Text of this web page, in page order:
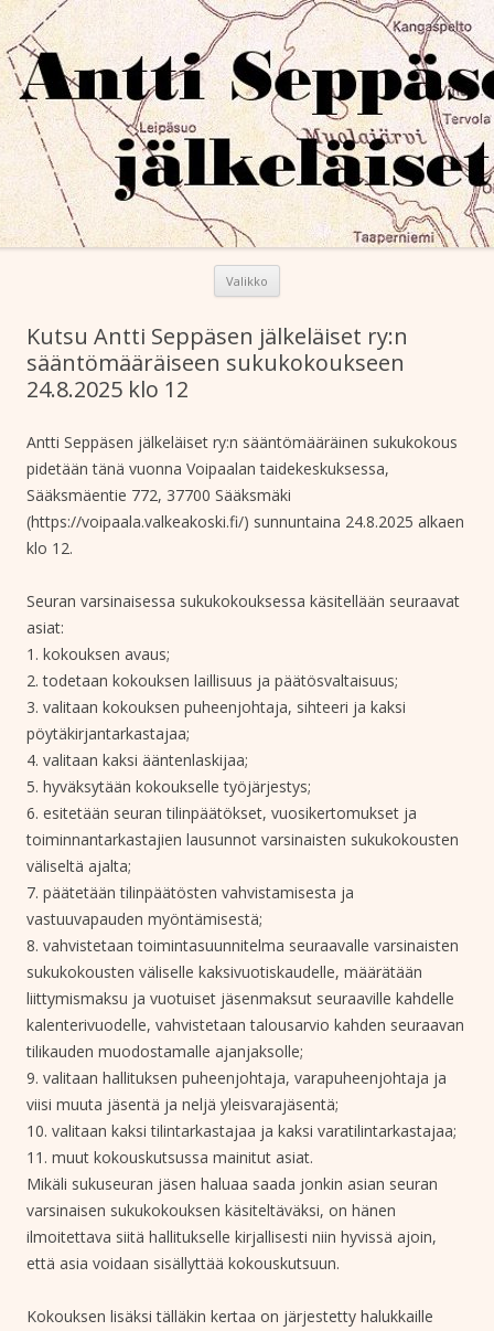
Antti Seppäsen jälkeläiset ry
Valikko
Kutsu Antti Seppäsen jälkeläiset ry:n
sääntömääräiseen sukukokoukseen
24.8.2025 klo 12
Antti Seppäsen jälkeläiset ry:n sääntömääräinen sukukokous
pidetään tänä vuonna Voipaalan taidekeskuksessa,
Sääksmäentie 772, 37700 Sääksmäki
(https://voipaala.valkeakoski.fi/) sunnuntaina 24.8.2025 alkaen
klo 12.
Seuran varsinaisessa sukukokouksessa käsitellään seuraavat
asiat:
1. kokouksen avaus;
2. todetaan kokouksen laillisuus ja päätösvaltaisuus;
3. valitaan kokouksen puheenjohtaja, sihteeri ja kaksi
pöytäkirjantarkastajaa;
4. valitaan kaksi ääntenlaskijaa;
5. hyväksytään kokoukselle työjärjestys;
6. esitetään seuran tilinpäätökset, vuosikertomukset ja
toiminnantarkastajien lausunnot varsinaisten sukukokousten
väliseltä ajalta;
7. päätetään tilinpäätösten vahvistamisesta ja
vastuuvapauden myöntämisestä;
8. vahvistetaan toimintasuunnitelma seuraavalle varsinaisten
sukukokousten väliselle kaksivuotiskaudelle, määrätään
liittymismaksu ja vuotuiset jäsenmaksut seuraaville kahdelle
kalenterivuodelle, vahvistetaan talousarvio kahden seuraavan
tilikauden muodostamalle ajanjaksolle;
9. valitaan hallituksen puheenjohtaja, varapuheenjohtaja ja
viisi muuta jäsentä ja neljä yleisvarajäsentä;
10. valitaan kaksi tilintarkastajaa ja kaksi varatilintarkastajaa;
11. muut kokouskutsussa mainitut asiat.
Mikäli sukuseuran jäsen haluaa saada jonkin asian seuran
varsinaisen sukukokouksen käsiteltäväksi, on hänen
ilmoitettava siitä hallitukselle kirjallisesti niin hyvissä ajoin,
että asia voidaan sisällyttää kokouskutsuun.
Kokouksen lisäksi tälläkin kertaa on järjestetty halukkaille